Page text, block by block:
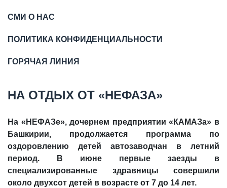
СМИ О НАС
ПОЛИТИКА КОНФИДЕНЦИАЛЬНОСТИ
ГОРЯЧАЯ ЛИНИЯ
НА ОТДЫХ ОТ «НЕФАЗА»
На «НЕФАЗе», дочернем предприятии «КАМАЗа» в
Башкирии, продолжается программа по
оздоровлению детей автозаводчан в летний
период. В июне первые заезды в
специализированные здравницы совершили
около двухсот детей в возрасте от 7 до 14 лет.